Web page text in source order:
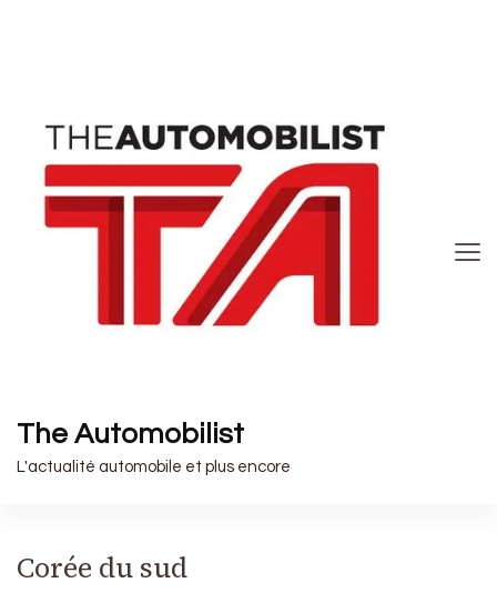
The Automobilist
L'actualité automobile et plus encore
Corée du sud